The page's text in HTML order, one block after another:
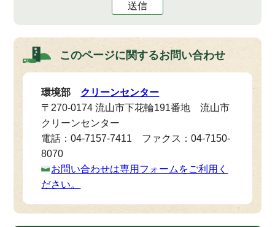
送信
このページに関するお問い合わせ
環境部 クリーンセンター
〒270-0174 流山市下花輪191番地 流山市
クリーンセンター
電話：04-7157-7411 ファクス：04-7150-
8070
お問い合わせは専用フォームをご利用く
ださい。